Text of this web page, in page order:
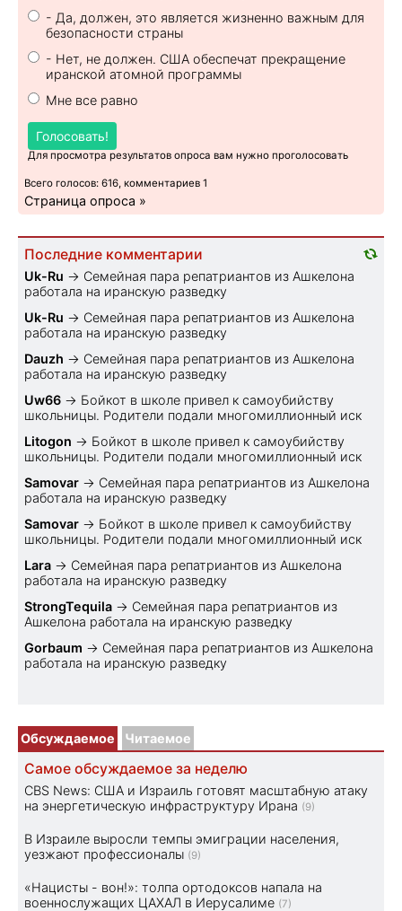
- Да, должен, это является жизненно важным для
безопасности страны
- Нет, не должен. США обеспечат прекращение
иранской атомной программы
Мне все равно
Голосовать!
Для просмотра результатов опроса вам нужно проголосовать
Всего голосов: 616, комментариев 1
Страница опроса »
Последние комментарии
Uk-Ru → Семейная пара репатриантов из Ашкелона
работала на иранскую разведку
Uk-Ru → Семейная пара репатриантов из Ашкелона
работала на иранскую разведку
Dauzh → Семейная пара репатриантов из Ашкелона
работала на иранскую разведку
Uw66 → Бойкот в школе привел к самоубийству
школьницы. Родители подали многомиллионный иск
Litogon → Бойкот в школе привел к самоубийству
школьницы. Родители подали многомиллионный иск
Samovar → Семейная пара репатриантов из Ашкелона
работала на иранскую разведку
Samovar → Бойкот в школе привел к самоубийству
школьницы. Родители подали многомиллионный иск
Lara → Семейная пара репатриантов из Ашкелона
работала на иранскую разведку
StrongTequila → Семейная пара репатриантов из
Ашкелона работала на иранскую разведку
Gorbaum → Семейная пара репатриантов из Ашкелона
работала на иранскую разведку
Обсуждаемое Читаемое
Самое обсуждаемое за неделю
CBS News: США и Израиль готовят масштабную атаку
на энергетическую инфраструктуру Ирана (9)
В Израиле выросли темпы эмиграции населения,
уезжают профессионалы (9)
«Нацисты - вон!»: толпа ортодоксов напала на
военнослужащих ЦАХАЛ в Иерусалиме (7)